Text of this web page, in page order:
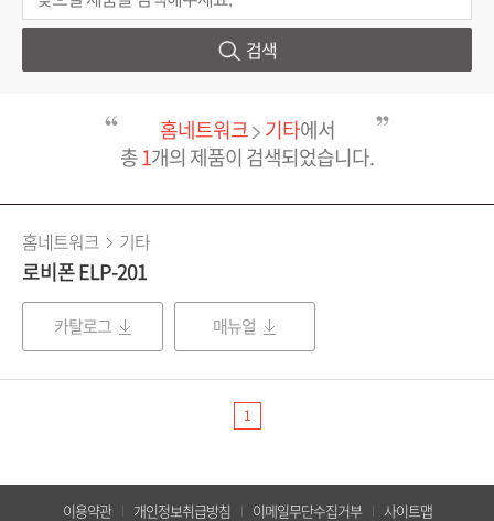
검색
홈네트워크 기타에서
총1개의 제품이 검색되었습니다.
홈네트워크 기타
로비폰 ELP-201
카탈로그 매뉴얼
1
이용약관 개인정보취급방침 이메일무단수집거부 사이트맵